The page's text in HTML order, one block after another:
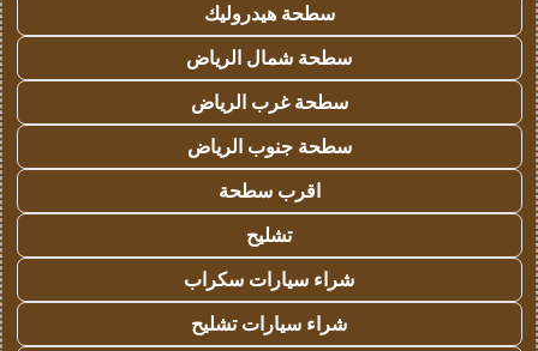
سطحة هيدروليك
سطحة شمال الرياض
سطحة غرب الرياض
سطحة جنوب الرياض
اقرب سطحة
تشليح
شراء سيارات سكراب
شراء سيارات تشليح